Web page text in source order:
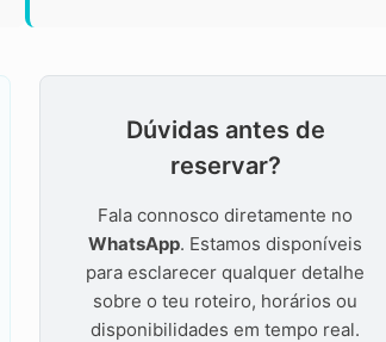
Dúvidas antes de
reservar?
Fala connosco diretamente no
WhatsApp. Estamos disponíveis
para esclarecer qualquer detalhe
sobre o teu roteiro, horários ou
disponibilidades em tempo real.